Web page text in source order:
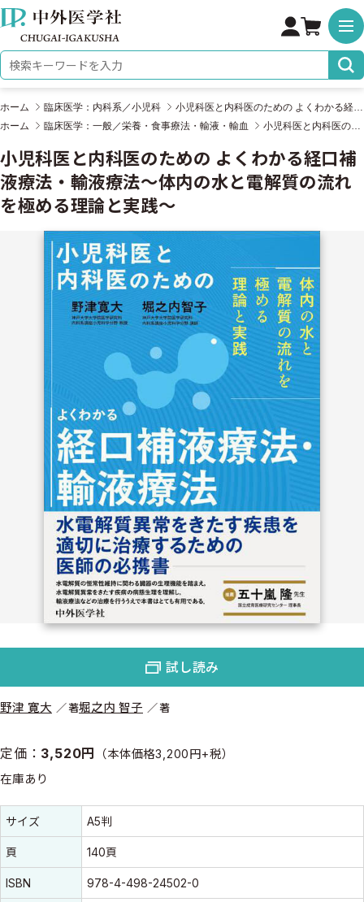
株式会社 中外医学社
検索キーワード
ホーム 臨床医学：内科系／小児科
小児科医と内科医のための よくわかる経口補液療法・輸液療法〜体内の水と電解質の流れを極める理論と実践〜
ホーム
臨床医学：一般／栄養・食事療法・輸液・輸血 小児科医と内科医のための よくわかる経口補液療法・輸液療法〜体内の水と電解質の流れを極める理論と実践〜
小児科医と内科医のための よくわかる経口補
液療法・輸液療法〜体内の水と電解質の流れ
を極める理論と実践〜
野津 寛大 著堀之内 智子 著
定価： 3,520円 （本体価格3,200円+税）
在庫あり
書誌情報
書誌情報
サイズ A5判
頁 140頁
ISBN 978-4-498-24502-0
試し読み